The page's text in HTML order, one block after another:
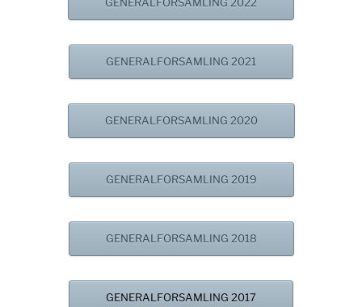
GENERALFORSAMLING 2022
GENERALFORSAMLING 2021
GENERALFORSAMLING 2020
GENERALFORSAMLING 2019
GENERALFORSAMLING 2018
GENERALFORSAMLING 2017